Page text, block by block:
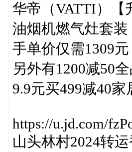
华帝（VATTI）【
油烟机燃气灶套装
手单价仅需1309
另外有1200减50
9.9元买499减40家
https://u.jd.com/
山头林村2024转